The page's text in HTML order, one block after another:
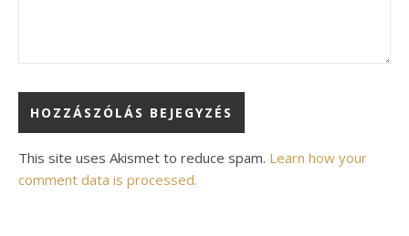
Alternative:
This site uses Akismet to reduce spam. Learn how your
comment data is processed.